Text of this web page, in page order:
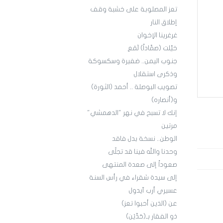
تعز المصلوبة على خشبة وقف
إطلاق النار
غرغرينا الإخوان
خيَّلت (صمَّاداً) لَمَع
جنوب اليمن.. ضفيرة وسكسوكة
وذكرى استقلال
تصويب البوصلة .. أحمد (الثورة)
و(أنصاره)
إنك لا تسبح في نهر "الدهمشي"
مرتين
الوطن.. نسخة بدل فاقد
وحدنا والله فينا قد تجلّى
صعوداً إلى صعدة المنتهى
إلى سيدة شقراء في رأس السنة
عسيري أرب آيدول
عن (الذين أحبوا تعز)
ذو الفقار بـ(حَدَّيْن)